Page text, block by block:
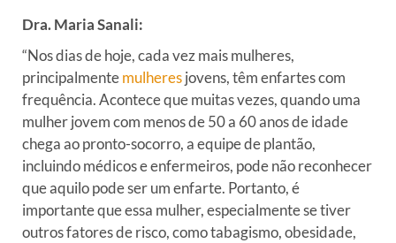
Dra. Maria Sanali:
“Nos dias de hoje, cada vez mais mulheres,
principalmentemulheresjovens, têm enfartes com
frequência. Acontece que muitas vezes, quando uma
mulher jovem com menos de 50 a 60 anos de idade
chega ao pronto-socorro, a equipe de plantão,
incluindo médicos e enfermeiros, pode não reconhecer
que aquilo pode ser um enfarte. Portanto, é
importante que essa mulher, especialmente se tiver
outros fatores de risco, como tabagismo, obesidade,